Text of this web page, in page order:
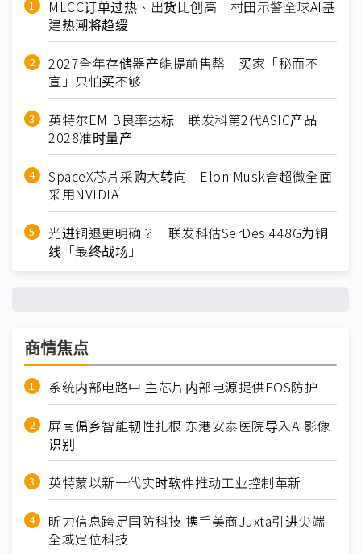
MLCC订单过热、出货比创高 村田示警全球AI基
建热潮将趋缓
2027全年存储器产能提前售罄 买家「秘而不
宣」只怕买不够
英特尔EMIB良率达标 联发科第2代ASIC产品
2028准时量产
SpaceX芯片采购大转向 Elon Musk舍超微全面
采用NVIDIA
光进铜退更明确？ 联发科估SerDes 448G为铜
线「最终战场」
商情焦点
系统内部电路中 主芯片内部电源提供EOS防护
屏南偏乡智能韧性扎根 东港安泰医院导入AI影像
识别
英特蒙以新一代实时软件推动工业控制革新
昕力信息跨足国防科技 携手美商Juxta引进尖端
全域定位科技